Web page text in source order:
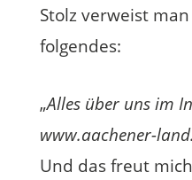
Stolz verweist
folgendes:
„Alles über uns im
www.aachener-
Und das freut